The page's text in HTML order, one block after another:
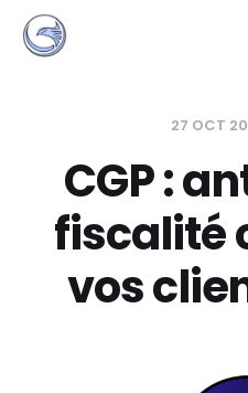
27 OCT
CGP :
fiscalité
vos